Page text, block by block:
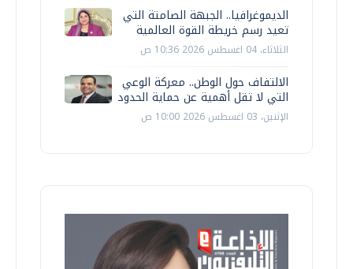
الديموغرافيا.. الجبهة الصامتة التي
تعيد رسم خريطة القوة العالمية
الثلاثاء، 04 اغسطس 2026 10:36 ص
الالتفاف حول الوطن.. معركة الوعي
التي لا تقل أهمية عن حماية الحدود
الإثنين، 03 اغسطس 2026 10:00 ص